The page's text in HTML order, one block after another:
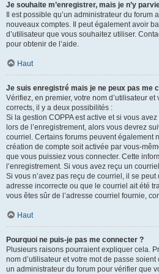
Je souhaite m’enregistrer, mais je n’y
Il est possible qu’un administrateur du forum
nouveaux comptes. Il peut également avoir
d’utilisateur que vous souhaitez utiliser.
pour obtenir de l’aide.
Haut
Je suis enregistré mais je ne peux pas me
Vérifiez, en premier, votre nom d’utilisateur et
corrects, il y a deux possibilités :
Si la gestion COPPA est active et si vous
lors de l’enregistrement, alors vous devrez
courriel. Certains forums peuvent également
création de compte soit activée par vous-
que vous puissiez vous connecter. Cette
l’enregistrement. Si vous avez reçu un
Si vous n’avez pas reçu de courriel, il se
adresse incorrecte ou que le courriel ait été
vous êtes sûr de l’adresse courriel fournie,
Haut
Pourquoi ne puis-je pas me connecter ?
Plusieurs raisons pourraient expliquer cela.
nom d’utilisateur et votre mot de passe soient
un administrateur du forum pour vérifier que